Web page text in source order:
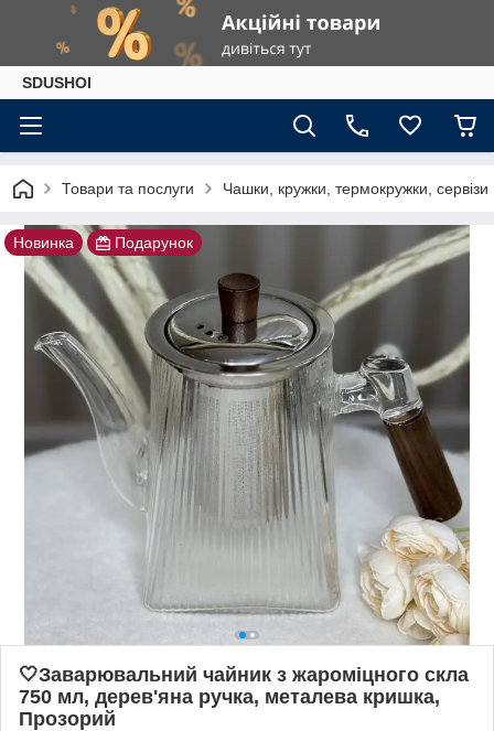
SDUSHOI
Товари та послуги Чашки, кружки, термокружки, сервізи
Новинка Подарунок
🤍Заварювальний чайник з жароміцного скла
750 мл, дерев'яна ручка, металева кришка,
Прозорий